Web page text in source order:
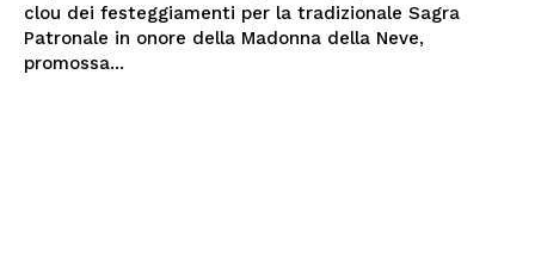
clou dei festeggiamenti per la tradizionale Sagra
Patronale in onore della Madonna della Neve,
promossa...